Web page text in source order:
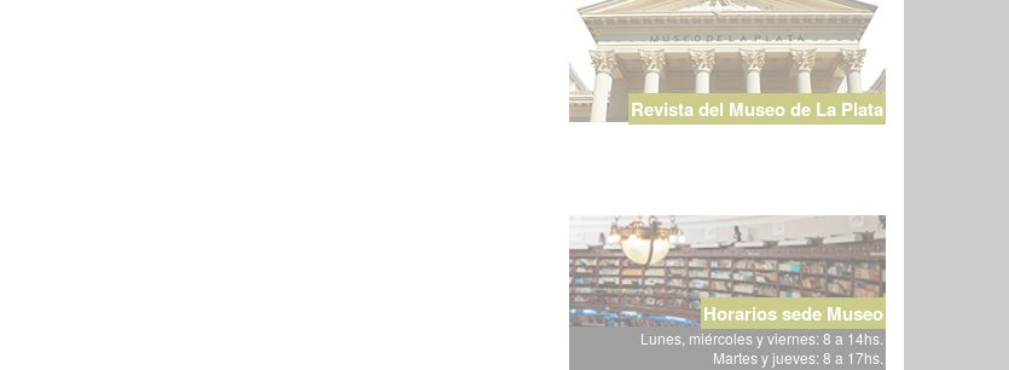
Revista del Museo de La Plata
Horarios sede Museo
Lunes, miércoles y viernes: 8 a 14hs.
Martes y jueves: 8 a 17hs.